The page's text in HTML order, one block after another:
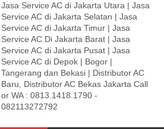
Jasa Service AC di Jakarta Utara | Jasa
Service AC di Jakarta Selatan | Jasa
Service AC di Jakarta Timur | Jasa
Service AC Di Jakarta Barat | Jasa
Service AC di Jakarta Pusat | Jasa
Service AC di Depok | Bogor |
Tangerang dan Bekasi | Distributor AC
Baru, Distributor AC Bekas Jakarta Call
or WA : 0813.1418.1790 -
082113272792